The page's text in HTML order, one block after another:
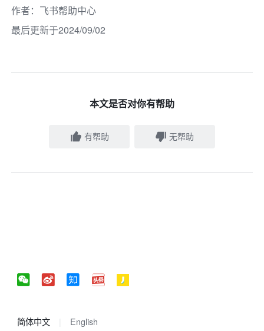
作者： 飞书帮助中心
最后更新于2024/09/02
本文是否对你有帮助
有帮助 无帮助
简体中文 English